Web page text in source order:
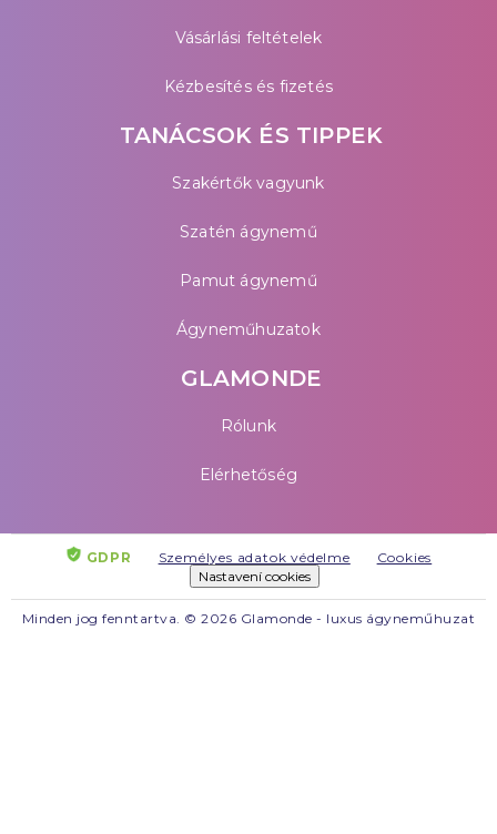
Vásárlási feltételek
Kézbesítés és fizetés
TANÁCSOK ÉS TIPPEK
Szakértők vagyunk
Szatén ágynemű
Pamut ágynemű
Ágyneműhuzatok
GLAMONDE
Rólunk
Elérhetőség
GDPR Személyes adatok védelme
Cookies
Nastavení cookies
Minden jog fenntartva. © 2026 Glamonde - luxus ágyneműhuzat